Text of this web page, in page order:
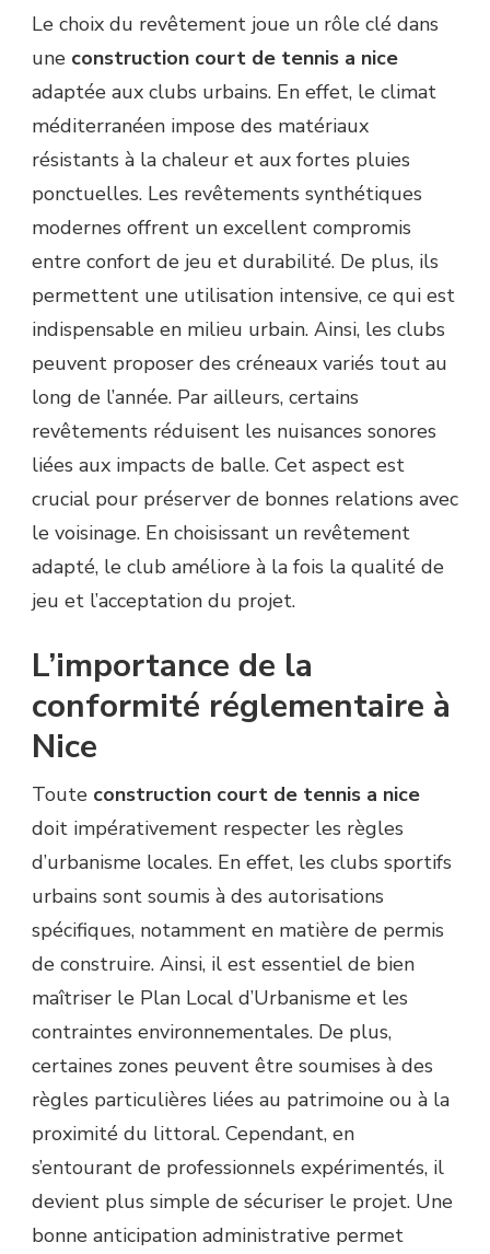
Le choix du revêtement joue un rôle clé dans
une construction court de tennis a nice
adaptée aux clubs urbains. En effet, le climat
méditerranéen impose des matériaux
résistants à la chaleur et aux fortes pluies
ponctuelles. Les revêtements synthétiques
modernes offrent un excellent compromis
entre confort de jeu et durabilité. De plus, ils
permettent une utilisation intensive, ce qui est
indispensable en milieu urbain. Ainsi, les clubs
peuvent proposer des créneaux variés tout au
long de l’année. Par ailleurs, certains
revêtements réduisent les nuisances sonores
liées aux impacts de balle. Cet aspect est
crucial pour préserver de bonnes relations avec
le voisinage. En choisissant un revêtement
adapté, le club améliore à la fois la qualité de
jeu et l’acceptation du projet.
L’importance de la
conformité réglementaire à
Nice
Toute construction court de tennis a nice
doit impérativement respecter les règles
d’urbanisme locales. En effet, les clubs sportifs
urbains sont soumis à des autorisations
spécifiques, notamment en matière de permis
de construire. Ainsi, il est essentiel de bien
maîtriser le Plan Local d’Urbanisme et les
contraintes environnementales. De plus,
certaines zones peuvent être soumises à des
règles particulières liées au patrimoine ou à la
proximité du littoral. Cependant, en
s’entourant de professionnels expérimentés, il
devient plus simple de sécuriser le projet. Une
bonne anticipation administrative permet